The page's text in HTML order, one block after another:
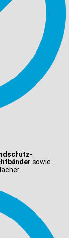
sowie